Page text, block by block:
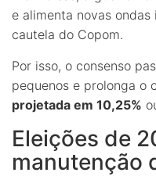
e alimenta novas
cautela do Copom.
Por isso, o consenso
pequenos e prolonga o
projetada em 10,25%
Eleições de
manutenção